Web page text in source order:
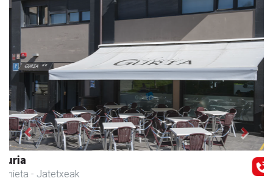
Urnietako AEK euskaltegia
Urnieta - Euskaltegiak
Previous Next